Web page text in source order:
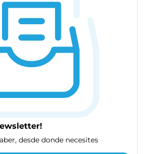
desde donde necesites